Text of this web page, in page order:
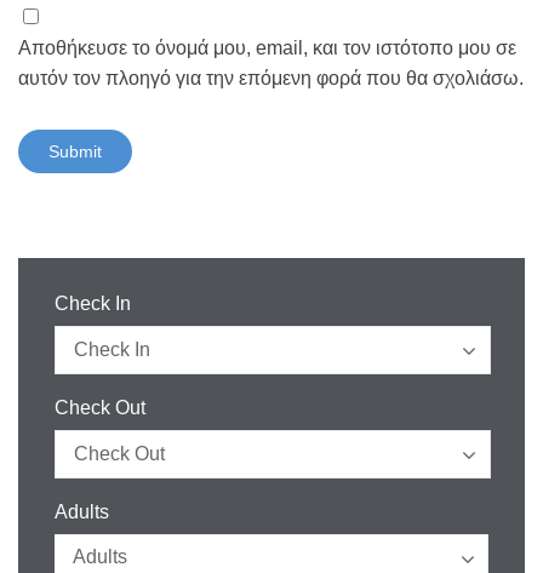
Αποθήκευσε το όνομά μου, email, και τον ιστότοπο μου σε
αυτόν τον πλοηγό για την επόμενη φορά που θα σχολιάσω.
Check In
Check Out
Adults